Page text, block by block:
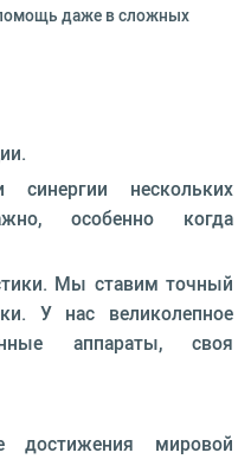
даже в сложных
нескольких
особенно когда
Мы ставим точный
У нас великолепное
аппараты, своя
достижения мировой